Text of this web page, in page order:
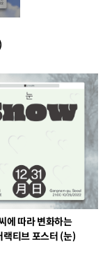
에 따라 변화하는
랙티브 포스터 (눈)